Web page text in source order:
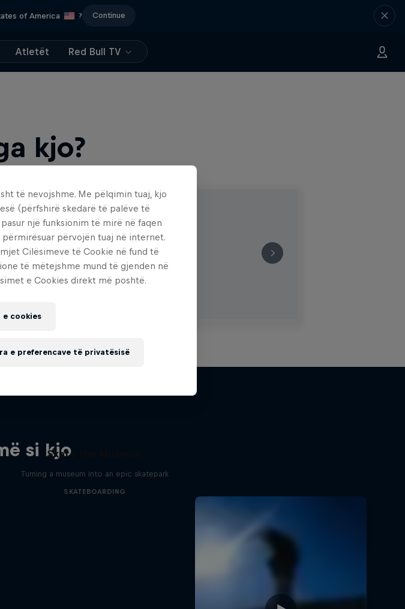
of America ? Continue
Atletët Red Bull TV
kjo?
videos, rider …
si kjo
Skate the Museum
Turning a museum into an epic skatepark
SKATEBOARDING
të nevojshme. Me pëlqimin tuaj, kjo
(përfshirë skedarë të palëve të
një funksionim të mirë në faqen
përvojën tuaj në internet.
Cilësimeve të Cookie në fund të
të mëtejshme mund të gjenden në
e Cookies direkt më poshtë.
e cookies
e preferencave të privatësisë